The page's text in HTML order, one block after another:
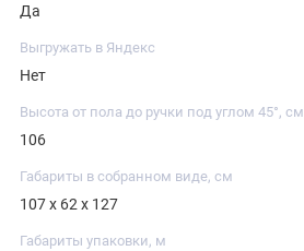
Да
Выгружать в Яндекс
Нет
Высота от пола до ручки под углом 45°, см
106
Габариты в собранном виде, см
107 х 62 х 127
Габариты упаковки, м